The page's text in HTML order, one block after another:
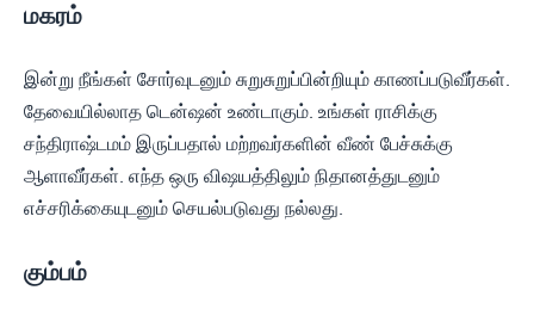
மகரம்
இன்று நீங்கள் சோர்வுடனும் சுறுசுறுப்பின்றியும் காணப்படுவீர்கள்.
தேவையில்லாத டென்ஷன் உண்டாகும். உங்கள் ராசிக்கு
சந்திராஷ்டமம் இருப்பதால் மற்றவர்களின் வீண் பேச்சுக்கு
ஆளாவீர்கள். எந்த ஒரு விஷயத்திலும் நிதானத்துடனும்
எச்சரிக்கையுடனும் செயல்படுவது நல்லது.
கும்பம்